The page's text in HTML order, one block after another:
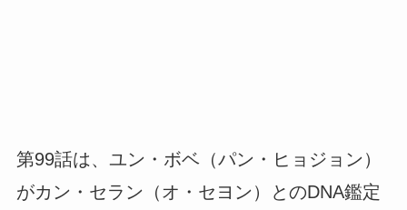
第99話は、ユン・ボベ（パン・ヒョジョン）
がカン・セラン（オ・セヨン）とのDNA鑑定